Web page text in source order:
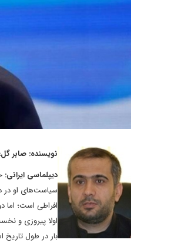
نویسنده: صابر
دیپلماسی ایرانی:
سیاست‌های او در
افراطی است؛ اما
اولا پیروزی و
بار در طول